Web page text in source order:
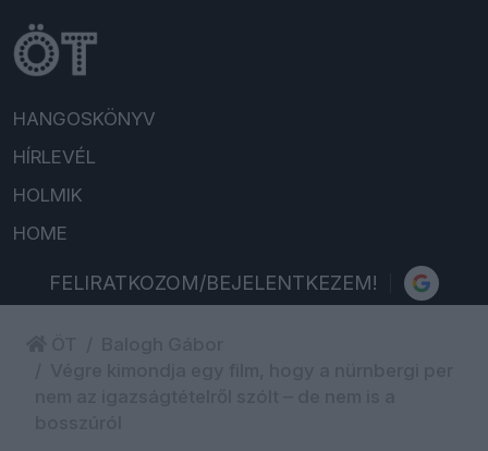
HANGOSKÖNYV
HÍRLEVÉL
HOLMIK
HOME
FELIRATKOZOM/BEJELENTKEZEM!